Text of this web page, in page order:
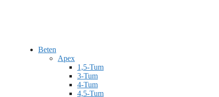
Beten
Apex
1,5-Tum
3-Tum
4-Tum
4,5-Tum